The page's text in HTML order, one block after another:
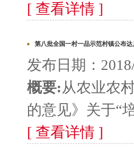
[ 查看详情 ]
第八批全国一村一品示范村镇公布
发布日期：
概要:从农业农
的意见》关于“
[ 查看详情 ]